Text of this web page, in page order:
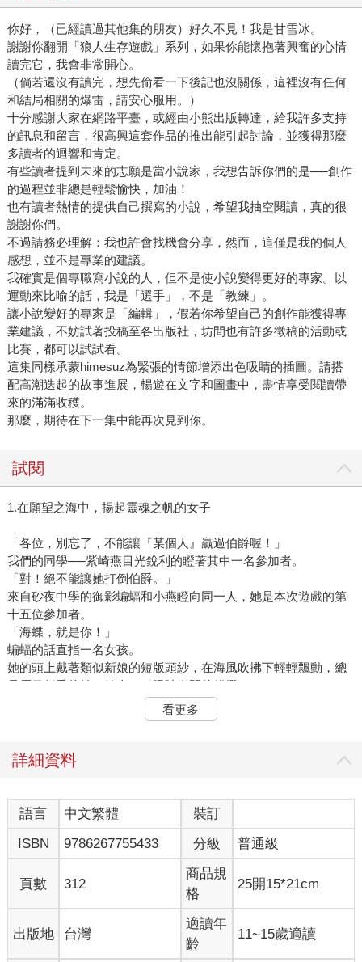
你好，（已經讀過其他集的朋友）好久不見！我是甘雪冰。
謝謝你翻開「狼人生存遊戲」系列，如果你能懷抱著興奮的心情
讀完它，我會非常開心。
（倘若還沒有讀完，想先偷看一下後記也沒關係，這裡沒有任何
和結局相關的爆雷，請安心服用。）
十分感謝大家在網路平臺，或經由小熊出版轉達，給我許多支持
的訊息和留言，很高興這套作品的推出能引起討論，並獲得那麼
多讀者的迴響和肯定。
有些讀者提到未來的志願是當小說家，我想告訴你們的是──創作
的過程並非總是輕鬆愉快，加油！
也有讀者熱情的提供自己撰寫的小說，希望我抽空閱讀，真的很
謝謝你們。
不過請務必理解：我也許會找機會分享，然而，這僅是我的個人
感想，並不是專業的建議。
我確實是個專職寫小說的人，但不是使小說變得更好的專家。以
運動來比喻的話，我是「選手」，不是「教練」。
讓小說變好的專家是「編輯」，假若你希望自己的創作能獲得專
業建議，不妨試著投稿至各出版社，坊間也有許多徵稿的活動或
比賽，都可以試試看。
這集同樣承蒙himesuz為緊張的情節增添出色吸睛的插圖。請搭
配高潮迭起的故事進展，暢遊在文字和圖畫中，盡情享受閱讀帶
來的滿滿收穫。
那麼，期待在下一集中能再次見到你。
試閱
1.在願望之海中，揚起靈魂之帆的女子
「各位，別忘了，不能讓『某個人』贏過伯爵喔！」
我們的同學──紫崎燕目光銳利的瞪著其中一名參加者。
「對！絕不能讓她打倒伯爵。」
來自砂夜中學的御影蝙蝠和小燕瞪向同一人，她是本次遊戲的第
十五位參加者。
「海蝶，就是你！」
蝙蝠的話直指一名女孩。
她的頭上戴著類似新娘的短版頭紗，在海風吹拂下輕輕飄動，總
是眉目低垂的她，給人一種眼睛半閉的錯覺。
「小燕、蝙蝠，兩位的話說得太重了吧？」
「並沒有！因為你的願望不是讓遊戲結束。」
就讀汐濱中學的戀珊瑚海蝶露出溫柔的笑容。
這才是我的心願。」
「你把憤怒和悲傷當成體內產生的毒素嗎？」
羅鱶露出困惑又無奈的神情。
「那些情緒是生物為了辨識危險和威脅演化出的機能！人類為了
想逃離憤怒與悲傷，不斷追求進步與文明，倘若這些情緒消失，
「若全人類都能被幸福感包圍，不受恐懼與痛苦的威脅迎向終
結，這不才是最幸福的結局嗎？」
「可是、可是……這樣一點都不好玩啊！人生際遇有高有低，才
看更多
詳細資料
語言 中文繁體
裝訂
ISBN
9786267755433 分級 普通級
頁數 312
商品規
格
25開15*21cm
出版地 台灣
適讀年
齡
11~15歲適讀